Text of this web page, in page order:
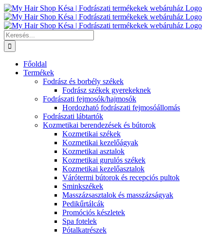
Kihagyás
Keresés...
Főoldal
Termékek
Fodrász és borbély székek
Fodrász székek gyerekeknek
Fodrászati fejmosók/hajmosók
Hordozható fodrászati fejmosóállomás
Fodrászati lábtartók
Kozmetikai berendezések és bútorok
Kozmetikai székek
Kozmetikai kezelőágyak
Kozmetikai asztalok
Kozmetikai gurulós székek
Kozmetikai kezelőasztalok
Várótermi bútorok és recepciós pultok
Sminkszékek
Masszázsasztalok és masszázságyak
Pedikűrtálcák
Promóciós készletek
Spa fotelek
Pótalkatrészek